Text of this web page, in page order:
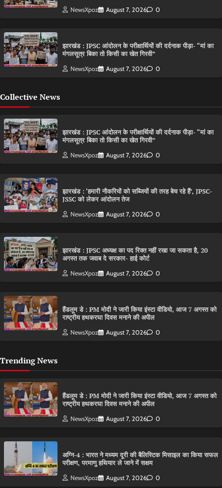
NewsXpoz August 7, 2026 0
झारखंड : JPSC आंदोलन के परीक्षार्थियों की दर्दनाक पीड़ा- “मां का
मंगलसूत्र बिका तो किसी का खेत गिरवी”
NewsXpoz August 7, 2026 0
Collective News
झारखंड : JPSC आंदोलन के परीक्षार्थियों की दर्दनाक पीड़ा- “मां का
मंगलसूत्र बिका तो किसी का खेत गिरवी”
NewsXpoz August 7, 2026 0
झारखंड : ‘हमारी नौकरियों को सब्जियों की तरह बेच रहे हैं’, JPSC-
JSSC को लेकर आंदोलन तेज
NewsXpoz August 7, 2026 0
झारखंड : JPSC अध्यक्ष का पद रिक्त नहीं रखा जा सकता है, 20
अगस्त तक जवाब दे सरकार- हाई कोर्ट
NewsXpoz August 7, 2026 0
हैंडलूम डे : PM मोदी ने जारी किया इंस्टा वीडियो, आज 7 अगस्त को
राष्ट्रीय हथकरघा दिवस मनाने की अपील
NewsXpoz August 7, 2026 0
Trending News
हैंडलूम डे : PM मोदी ने जारी किया इंस्टा वीडियो, आज 7 अगस्त को
राष्ट्रीय हथकरघा दिवस मनाने की अपील
NewsXpoz August 7, 2026 0
अग्नि-4 : भारत ने मध्यम दूरी की बैलिस्टिक मिसाइल का किया सफल
परीक्षण, परमाणु हथियार ले जाने में सक्षम
NewsXpoz August 7, 2026 0